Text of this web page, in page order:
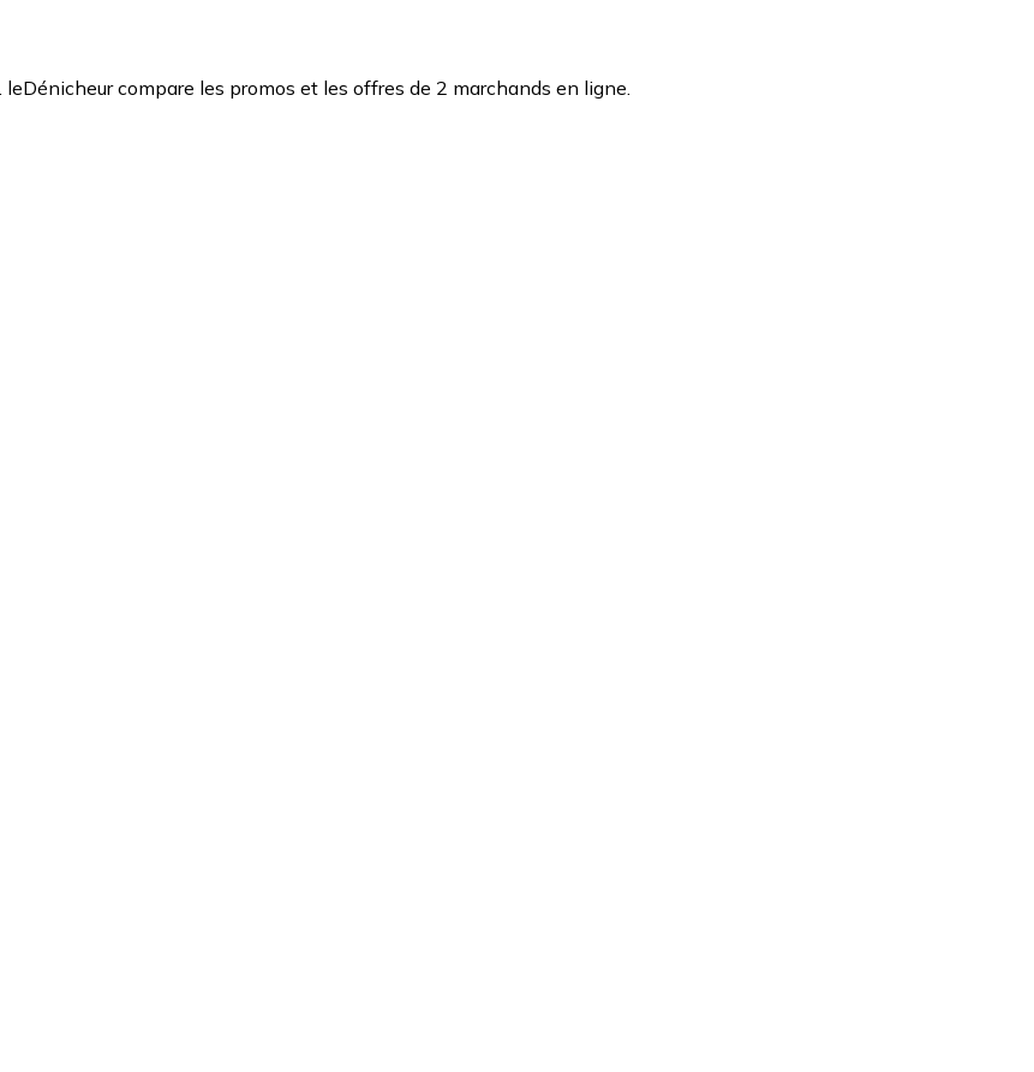
leDénicheur compare les promos et les offres de 2 marchands en ligne.